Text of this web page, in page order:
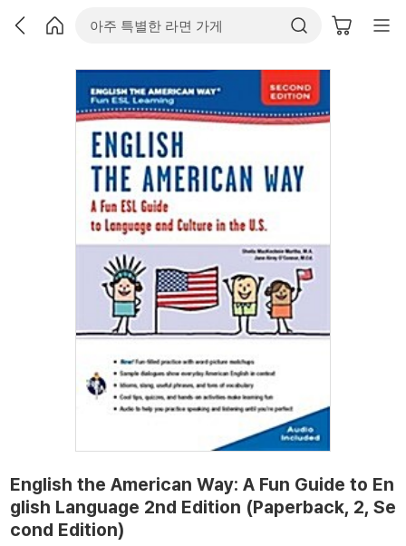
English the American Way: A Fun Guide to En
glish Language 2nd Edition (Paperback, 2, Se
cond Edition)